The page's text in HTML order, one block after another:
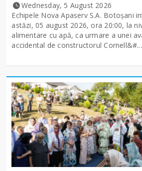
Wednesday, 5 August 2026
Echipele Nova Apaserv S.A. Botoșani
astăzi, 05 august 2026, ora 20:00, la
alimentare cu apă, ca urmare a unei
accidental de constructorul Cornell&#...